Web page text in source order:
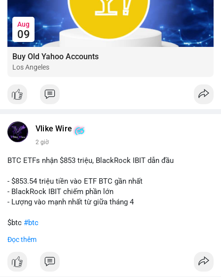
Aug
09
Buy Old Yahoo Accounts
Los Angeles
Vlike Wire
2 giờ
BTC ETFs nhận $853 triệu, BlackRock IBIT dẫn đầu
- $853.54 triệu tiền vào ETF BTC gần nhất
- BlackRock IBIT chiếm phần lớn
- Lượng vào mạnh nhất từ giữa tháng 4
$btc #btc
#vlikevn
📰 Nguồn: CoinDesk
Đọc thêm